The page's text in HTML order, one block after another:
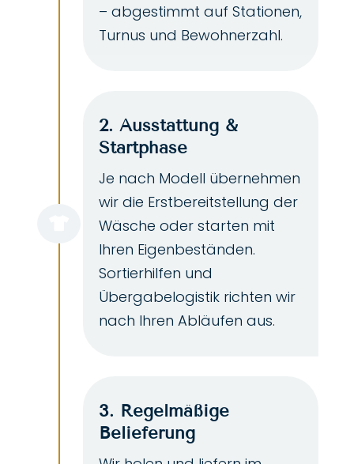
– abgestimmt auf Stationen,
Turnus und Bewohnerzahl.
2. Ausstattung &
Startphase
Je nach Modell übernehmen
wir die Erstbereitstellung der
Wäsche oder starten mit
Ihren Eigenbeständen.
Sortierhilfen und
Übergabelogistik richten wir
nach Ihren Abläufen aus.
3. Regelmäßige
Belieferung